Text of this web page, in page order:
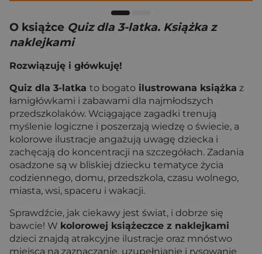
O książce Quiz dla 3-latka. Książka z
naklejkami
Rozwiązuję i główkuję!
Quiz dla 3-latka to bogato ilustrowana książka z
łamigłówkami i zabawami dla najmłodszych
przedszkolaków. Wciągające zagadki trenują
myślenie logiczne i poszerzają wiedzę o świecie, a
kolorowe ilustracje angażują uwagę dziecka i
zachęcają do koncentracji na szczegółach. Zadania
osadzone są w bliskiej dziecku tematyce życia
codziennego, domu, przedszkola, czasu wolnego,
miasta, wsi, spaceru i wakacji.
Sprawdźcie, jak ciekawy jest świat, i dobrze się
bawcie! W kolorowej książeczce z naklejkami
dzieci znajdą atrakcyjne ilustracje oraz mnóstwo
miejsca na zaznaczanie, uzupełnianie i rysowanie